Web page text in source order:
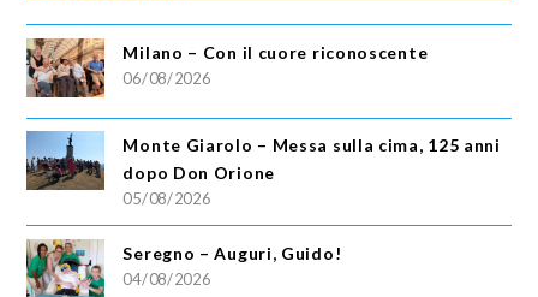
Milano – Con il cuore riconoscente
06/08/2026
Monte Giarolo – Messa sulla cima, 125 anni
dopo Don Orione
05/08/2026
Seregno – Auguri, Guido!
04/08/2026